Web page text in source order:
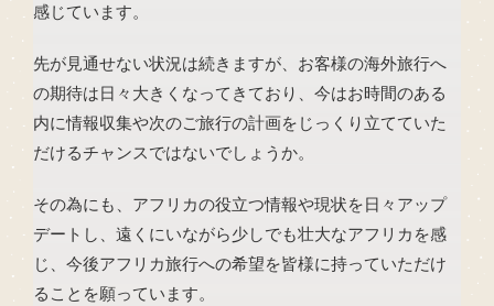
感じています。
先が見通せない状況は続きますが、お客様の海外旅行へ
の期待は日々大きくなってきており、今はお時間のある
内に情報収集や次のご旅行の計画をじっくり立てていた
だけるチャンスではないでしょうか。
その為にも、アフリカの役立つ情報や現状を日々アップ
デートし、遠くにいながら少しでも壮大なアフリカを感
じ、今後アフリカ旅行への希望を皆様に持っていただけ
ることを願っています。